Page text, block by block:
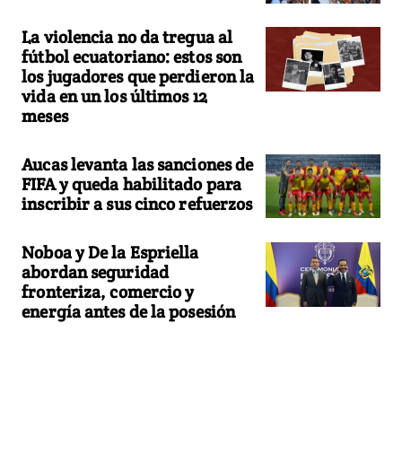
La violencia no da tregua al
fútbol ecuatoriano: estos son
los jugadores que perdieron la
vida en un los últimos 12
meses
Aucas levanta las sanciones de
FIFA y queda habilitado para
inscribir a sus cinco refuerzos
Noboa y De la Espriella
abordan seguridad
fronteriza, comercio y
energía antes de la posesión